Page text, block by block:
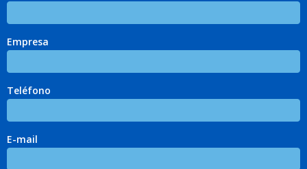
Empresa
Teléfono
E-mail